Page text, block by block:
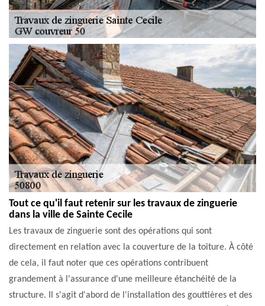
Tout ce qu'il faut retenir sur les travaux de zinguerie
dans la ville de Sainte Cecile
Les travaux de zinguerie sont des opérations qui sont
directement en relation avec la couverture de la toiture. À côté
de cela, il faut noter que ces opérations contribuent
grandement à l'assurance d'une meilleure étanchéité de la
structure. Il s'agit d'abord de l'installation des gouttières et des